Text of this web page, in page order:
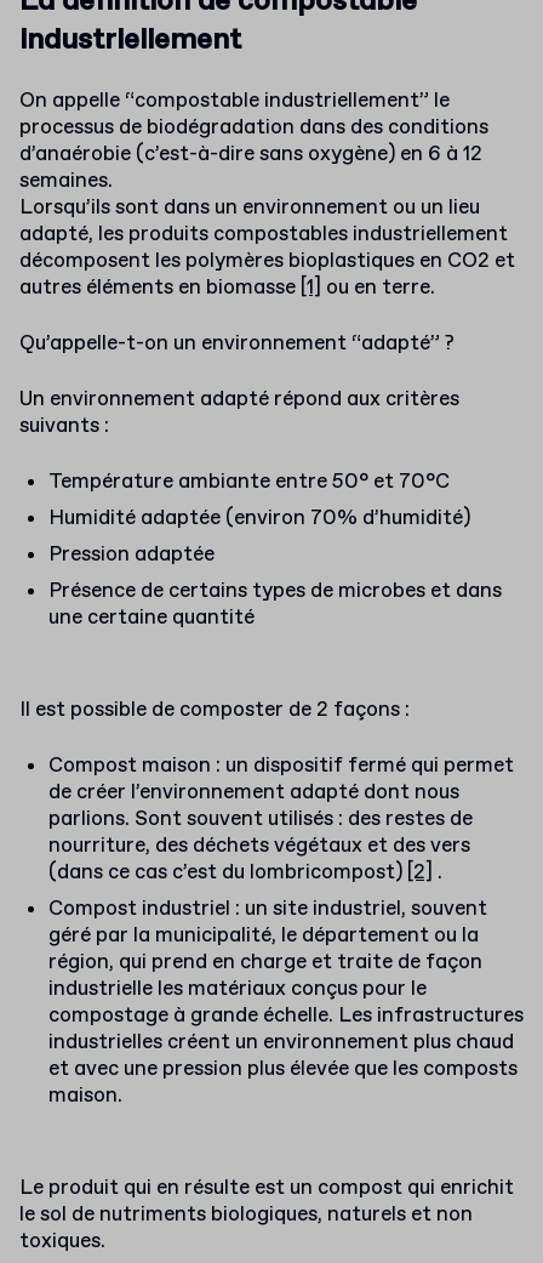
industriellement
On appelle “compostable industriellement” le
processus de biodégradation dans des conditions
d’anaérobie (c’est-à-dire sans oxygène) en 6 à 12
semaines.
Lorsqu’ils sont dans un environnement ou un lieu
adapté, les produits compostables industriellement
décomposent les polymères bioplastiques en CO2 et
autres éléments en biomasse [1] ou en terre.
Qu’appelle-t-on un environnement “adapté” ?
Un environnement adapté répond aux critères
suivants :
Température ambiante entre 50° et 70°C
Humidité adaptée (environ 70% d’humidité)
Pression adaptée
Présence de certains types de microbes et dans
une certaine quantité
Il est possible de composter de 2 façons :
Compost maison : un dispositif fermé qui permet
de créer l’environnement adapté dont nous
parlions. Sont souvent utilisés : des restes de
nourriture, des déchets végétaux et des vers
(dans ce cas c’est du lombricompost) [2] .
Compost industriel : un site industriel, souvent
géré par la municipalité, le département ou la
région, qui prend en charge et traite de façon
industrielle les matériaux conçus pour le
compostage à grande échelle. Les infrastructures
industrielles créent un environnement plus chaud
et avec une pression plus élevée que les composts
maison.
Le produit qui en résulte est un compost qui enrichit
le sol de nutriments biologiques, naturels et non
toxiques.